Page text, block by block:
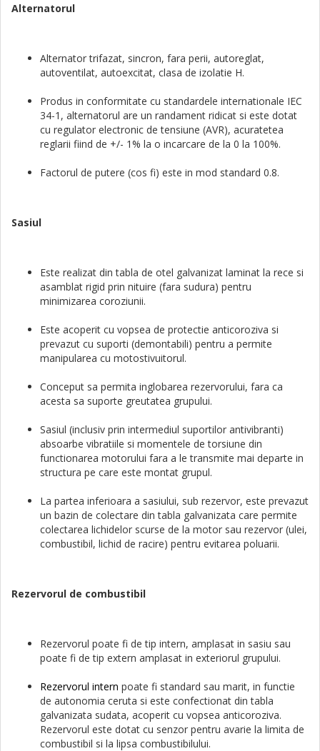
Alternatorul
Alternator trifazat, sincron, fara perii, autoreglat,
autoventilat, autoexcitat, clasa de izolatie H.
Produs in conformitate cu standardele internationale IEC
34-1, alternatorul are un randament ridicat si este dotat
cu regulator electronic de tensiune (AVR), acuratetea
reglarii fiind de +/- 1% la o incarcare de la 0 la 100%.
Factorul de putere (cos fi) este in mod standard 0.8.
Sasiul
Este realizat din tabla de otel galvanizat laminat la rece si
asamblat rigid prin nituire (fara sudura) pentru
minimizarea coroziunii.
Este acoperit cu vopsea de protectie anticoroziva si
prevazut cu suporti (demontabili) pentru a permite
manipularea cu motostivuitorul.
Conceput sa permita inglobarea rezervorului, fara ca
acesta sa suporte greutatea grupului.
Sasiul (inclusiv prin intermediul suportilor antivibranti)
absoarbe vibratiile si momentele de torsiune din
functionarea motorului fara a le transmite mai departe in
structura pe care este montat grupul.
La partea inferioara a sasiului, sub rezervor, este prevazut
un bazin de colectare din tabla galvanizata care permite
colectarea lichidelor scurse de la motor sau rezervor (ulei,
combustibil, lichid de racire) pentru evitarea poluarii.
Rezervorul de combustibil
Rezervorul poate fi de tip intern, amplasat in sasiu sau
poate fi de tip extern amplasat in exteriorul grupului.
Rezervorul intern poate fi standard sau marit, in functie
de autonomia ceruta si este confectionat din tabla
galvanizata sudata, acoperit cu vopsea anticoroziva.
Rezervorul este dotat cu senzor pentru avarie la limita de
combustibil si la lipsa combustibilului.